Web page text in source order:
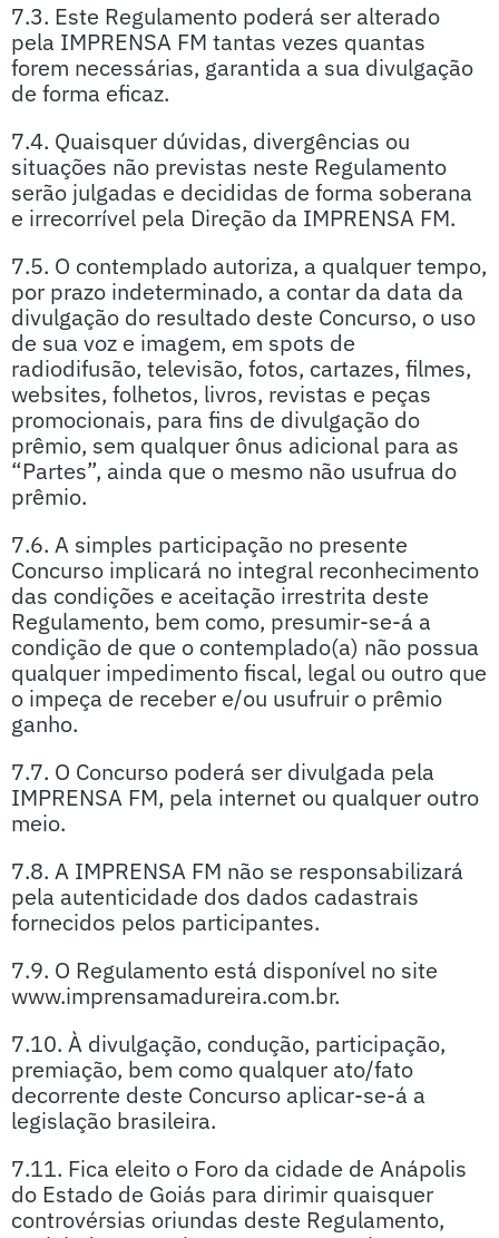
7.3. Este Regulamento poderá ser alterado
pela IMPRENSA FM tantas vezes quantas
forem necessárias, garantida a sua divulgação
de forma eficaz.
7.4. Quaisquer dúvidas, divergências ou
situações não previstas neste Regulamento
serão julgadas e decididas de forma soberana
e irrecorrível pela Direção da IMPRENSA FM.
7.5. O contemplado autoriza, a qualquer tempo,
por prazo indeterminado, a contar da data da
divulgação do resultado deste Concurso, o uso
de sua voz e imagem, em spots de
radiodifusão, televisão, fotos, cartazes, filmes,
websites, folhetos, livros, revistas e peças
promocionais, para fins de divulgação do
prêmio, sem qualquer ônus adicional para as
“Partes”, ainda que o mesmo não usufrua do
prêmio.
7.6. A simples participação no presente
Concurso implicará no integral reconhecimento
das condições e aceitação irrestrita deste
Regulamento, bem como, presumir-se-á a
condição de que o contemplado(a) não possua
qualquer impedimento fiscal, legal ou outro que
o impeça de receber e/ou usufruir o prêmio
ganho.
7.7. O Concurso poderá ser divulgada pela
IMPRENSA FM, pela internet ou qualquer outro
meio.
7.8. A IMPRENSA FM não se responsabilizará
pela autenticidade dos dados cadastrais
fornecidos pelos participantes.
7.9. O Regulamento está disponível no site
www.imprensamadureira.com.br.
7.10. À divulgação, condução, participação,
premiação, bem como qualquer ato/fato
decorrente deste Concurso aplicar-se-á a
legislação brasileira.
7.11. Fica eleito o Foro da cidade de Anápolis
do Estado de Goiás para dirimir quaisquer
controvérsias oriundas deste Regulamento,